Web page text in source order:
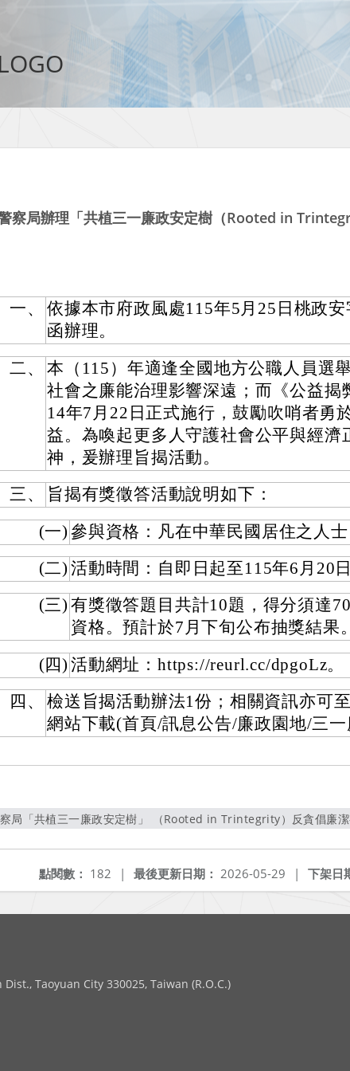
察局辦理「共植三一廉政安定樹（Rooted in
一、
依據本市府政風處115年5月25日桃政
函辦理。
二、
本（115）年適逢全國地方公職人員選
社會之廉能治理影響深遠；而《公益揭
14年7月22日正式施行，鼓勵吹哨者勇
益。為喚起更多人守護社會公平與經濟
神，爰辦理旨揭活動。
三、
旨揭有獎徵答活動說明如下：
(一) 參與資格：凡在中華民國居住之人士
(二) 活動時間：自即日起至115年6月20日
(三) 有獎徵答題目共計10題，得分須達
資格。預計於7月下旬公布抽獎結果。
(四) 活動網址：https://reurl.cc/dpgoLz。
四、
檢送旨揭活動辦法1份；相關資訊亦可
網站下載(首頁/訊息公告/廉政園地/三一
局「共植三一廉政安定樹」 （Rooted in Trintegrity）反貪倡廉
下架日
最後更新日期： 2026-05-29 |
點閱數： 182 |
Taoyuan City 330025, Taiwan (R.O.C.)